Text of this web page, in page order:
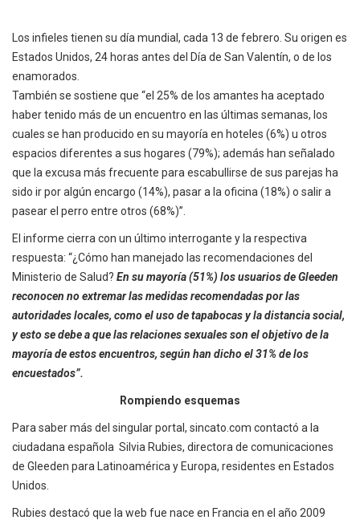
Los infieles tienen su día mundial, cada 13 de febrero. Su origen es
Estados Unidos, 24 horas antes del Día de San Valentín, o de los
enamorados.
También se sostiene que “el 25% de los amantes ha aceptado
haber tenido más de un encuentro en las últimas semanas, los
cuales se han producido en su mayoría en hoteles (6%) u otros
espacios diferentes a sus hogares (79%); además han señalado
que la excusa más frecuente para escabullirse de sus parejas ha
sido ir por algún encargo (14%), pasar a la oficina (18%) o salir a
pasear el perro entre otros (68%)”.
El informe cierra con un último interrogante y la respectiva
respuesta: “¿Cómo han manejado las recomendaciones del
Ministerio de Salud? En su mayoría (51%) los usuarios de Gleeden
reconocen no extremar las medidas recomendadas por las
autoridades locales, como el uso de tapabocas y la distancia social,
y esto se debe a que las relaciones sexuales son el objetivo de la
mayoría de estos encuentros, según han dicho el 31% de los
encuestados”.
Rompiendo esquemas
Para saber más del singular portal, sincato.com contactó a la
ciudadana española Silvia Rubies, directora de comunicaciones
de Gleeden para Latinoamérica y Europa, residentes en Estados
Unidos.
Rubies destacó que la web fue nace en Francia en el año 2009